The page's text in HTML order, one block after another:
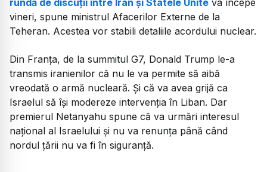
rundă de discuții între Iran și Statele Unite va începe
vineri, spune ministrul Afacerilor Externe de la
Teheran. Acestea vor stabili detaliile acordului nuclear.
Din Franța, de la summitul G7, Donald Trump le-a
transmis iranienilor că nu le va permite să aibă
vreodată o armă nucleară. Și că va avea grijă ca
Israelul să își modereze intervenția în Liban. Dar
premierul Netanyahu spune că va urmări interesul
național al Israelului și nu va renunța până când
nordul țării nu va fi în siguranță.